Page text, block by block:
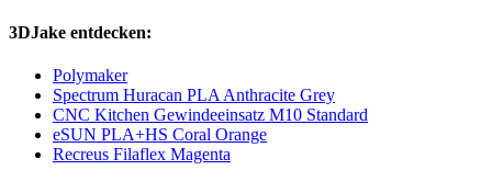
3DJake entdecken:
Polymaker
Spectrum Huracan PLA Anthracite Grey
CNC Kitchen Gewindeeinsatz M10 Standard
eSUN PLA+HS Coral Orange
Recreus Filaflex Magenta